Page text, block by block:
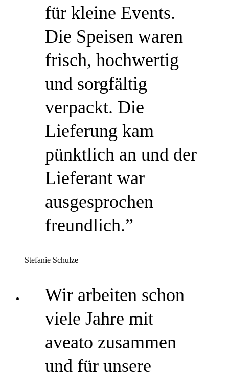
für kleine Events.
Die Speisen waren
frisch, hochwertig
und sorgfältig
verpackt. Die
Lieferung kam
pünktlich an und der
Lieferant war
ausgesprochen
freundlich.”
Stefanie Schulze
Wir arbeiten schon
viele Jahre mit
aveato zusammen
und für unsere